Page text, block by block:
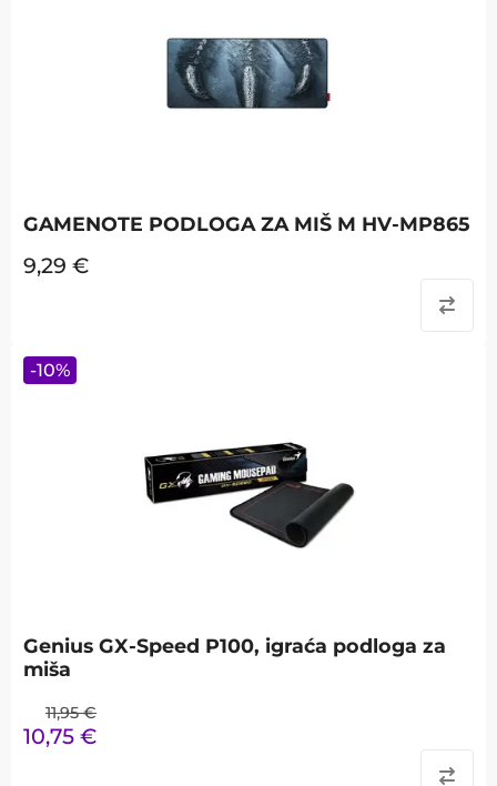
GAMENOTE PODLOGA ZA MIŠ M HV-MP865
9,29 €
Genius GX-Speed P100, igraća podloga za
miša
11,95 €
10,75 €
-10%